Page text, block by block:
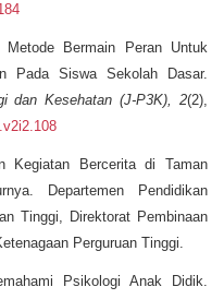
Bermain Peran Untuk
Pada Siswa Sekolah Dasar.
dan Kesehatan (J-P3K),
2(2),
Kegiatan Bercerita di Taman
Departemen Pendidikan
Tinggi, Direktorat Pembinaan
Perguruan Tinggi.
Psikologi Anak Didik.